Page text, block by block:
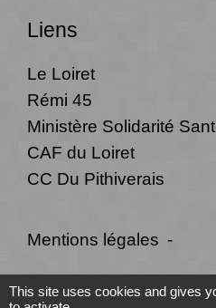
Liens
Le Loiret
Rémi 45
Ministère Solidarité
CAF du Loiret
CC Du Pithiverais
Mentions légales -
Politique de
This site uses cookies and gives